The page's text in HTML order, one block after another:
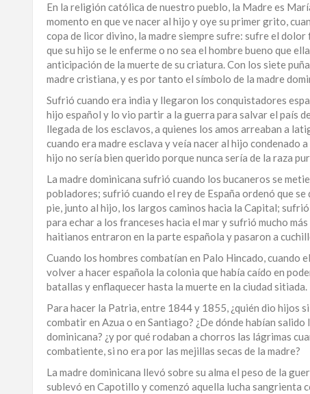
En la religión católica de nuestro pueblo, la Madre es
momento en que ve nacer al hijo y oye su primer grito,
copa de licor divino, la madre siempre sufre: sufre el
que su hijo se le enferme o no sea el hombre bueno que
anticipación de la muerte de su criatura. Con los siete
madre cristiana, y es por tanto el símbolo de la madre
Sufrió cuando era india y llegaron los conquistadores
hijo español y lo vio partir a la guerra para salvar el país
llegada de los esclavos, a quienes los amos arreaban a
cuando era madre esclava y veía nacer al hijo condenado
hijo no sería bien querido porque nunca sería de la raza
La madre dominicana sufrió cuando los bucaneros se
pobladores; sufrió cuando el rey de España ordenó que
pie, junto al hijo, los largos caminos hacia la Capital;
para echar a los franceses hacia el mar y sufrió mucho
haitianos entraron en la parte española y pasaron a
Cuando los hombres combatían en Palo Hincado, cuando
volver a hacer española la colonia que había caído en
batallas y enflaquecer hasta la muerte en la ciudad sitiada.
Para hacer la Patria, entre 1844 y 1855, ¿quién dio hijos
combatir en Azua o en Santiago? ¿De dónde habían
dominicana? ¿y por qué rodaban a chorros las lágrimas
combatiente, si no era por las mejillas secas de la madre?
La madre dominicana llevó sobre su alma el peso de la
sublevó en Capotillo y comenzó aquella lucha